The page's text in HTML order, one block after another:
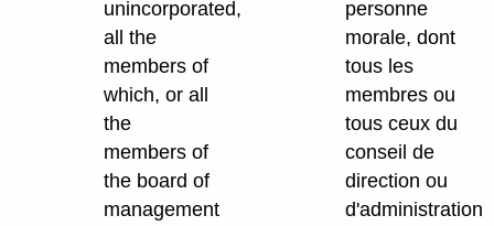
unincorporated,
all the
members of
which, or all
the
members of
the board of
management
personne
morale, dont
tous les
membres ou
tous ceux du
conseil de
direction ou
d'administration